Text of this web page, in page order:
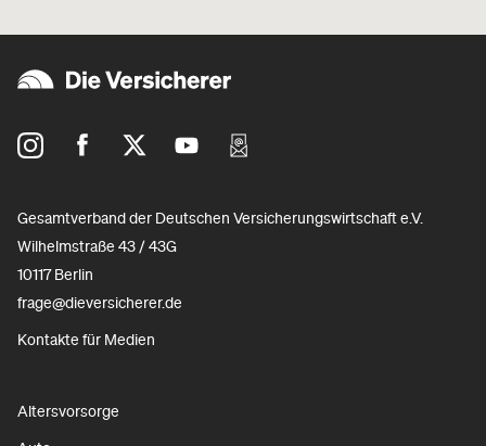
Gesamtverband der Deutschen Versicherungswirtschaft e.V.
Wilhelmstraße 43 / 43G
10117 Berlin
frage@dieversicherer.de
Kontakte für Medien
Altersvorsorge